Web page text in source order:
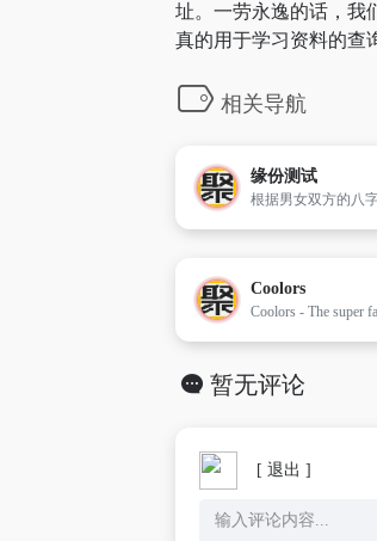
址。一劳永逸的话，我
真的用于学习资料的查
相关导航
缘份测试
Coolors
Coolors - The super
暂无评论
[ 退出 ]